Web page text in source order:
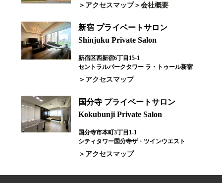
アクセスマップ 会社概要
新宿 プライベートサロン
Shinjuku Private Salon
新宿区西新宿6丁目15-1
セントラルパークタワー ラ・トゥール新宿
アクセスマップ
国分寺 プライベートサロン
Kokubunji Private Salon
国分寺市本町3丁目1-1
シティタワー国分寺ザ・ツインウエスト
アクセスマップ